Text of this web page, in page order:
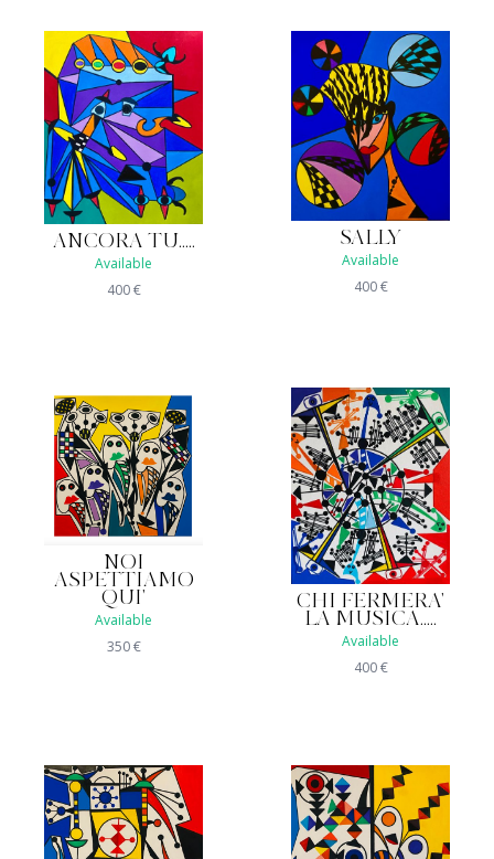
ANCORA TU.....
Available
400€
SALLY
Available
400€
NOI
ASPETTIAMO
QUI'
Available
350€
CHI FERMERA'
LA MUSICA.....
Available
400€